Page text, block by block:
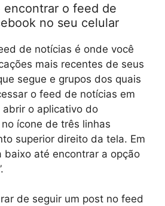
encontrar o feed de
no seu celular
de notícias é onde você
mais recentes de seus
segue e grupos dos quais
o feed de notícias em
o aplicativo do
ícone de três linhas
superior direito da tela. Em
baixo até encontrar a opção
de seguir um post no feed